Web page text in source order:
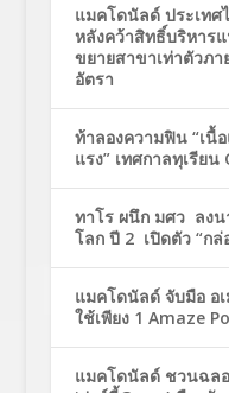
แมคโดนัลด์ ประเทศ
หลังคว้าสิทธิ์บริหาร
ขยายสาขาเท่าตัวภา
อัตรา
ท้าลองความฟิน “เนื้
แรง” เทศกาลทุเรีย
ทาโร ผนึก มศว ลง
โลก ปี 2 เปิดตัว “ก
แมคโดนัลด์ จับมือ อ
ใช้เพียง 1 Amaze
แมคโดนัลด์ ชวนฉล